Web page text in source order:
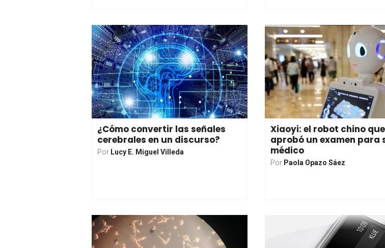
¿Cómo convertir las señales
cerebrales en un discurso?
Por Lucy E. Miguel Villeda
Xiaoyi: el robot chino que
aprobó un examen para
médico
Por Paola Opazo Sáez